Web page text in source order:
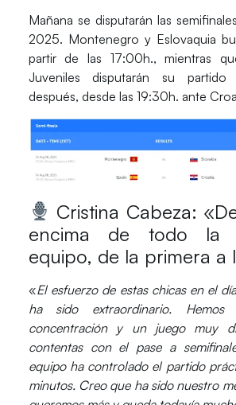
Mañana se disputarán las
2025. Montenegro y Eslovaquia
partir de las 17:00h., mientras
Juveniles disputarán su partido
después, desde las 19:30h. ante
Cristina Cabeza:
encima de todo la
equipo, de la primera a
«El esfuerzo de estas chicas en el
ha sido extraordinario.
Hemos
concentración y un juego muy
contentas con el pase a
equipo ha controlado el partido
minutos. Creo que ha sido nuestro